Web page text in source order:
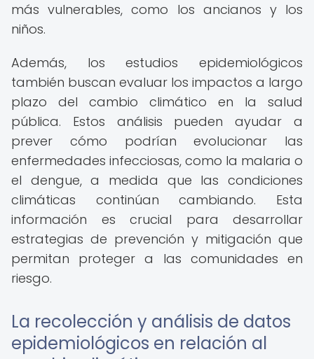
más vulnerables, como los ancianos y los
niños.
Además, los estudios epidemiológicos
también buscan evaluar los impactos a largo
plazo del cambio climático en la salud
pública. Estos análisis pueden ayudar a
prever cómo podrían evolucionar las
enfermedades infecciosas, como la malaria o
el dengue, a medida que las condiciones
climáticas continúan cambiando. Esta
información es crucial para desarrollar
estrategias de prevención y mitigación que
permitan proteger a las comunidades en
riesgo.
La recolección y análisis de datos
epidemiológicos en relación al